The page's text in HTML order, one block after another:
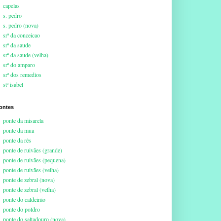
capelas
s. pedro
s. pedro (nova)
srª da conceicao
srª da saude
srª da saude (velha)
srª do amparo
srª dos remedios
stª isabel
ponte da misarela
ponte da mua
ponte da rês
ponte de ruivães (grande)
ponte de ruivães (pequena)
ponte de ruivães (velha)
ponte de zebral (nova)
ponte de zebral (velha)
ponte do caldeirão
ponte do poldro
ponte do saltadouro (nova)